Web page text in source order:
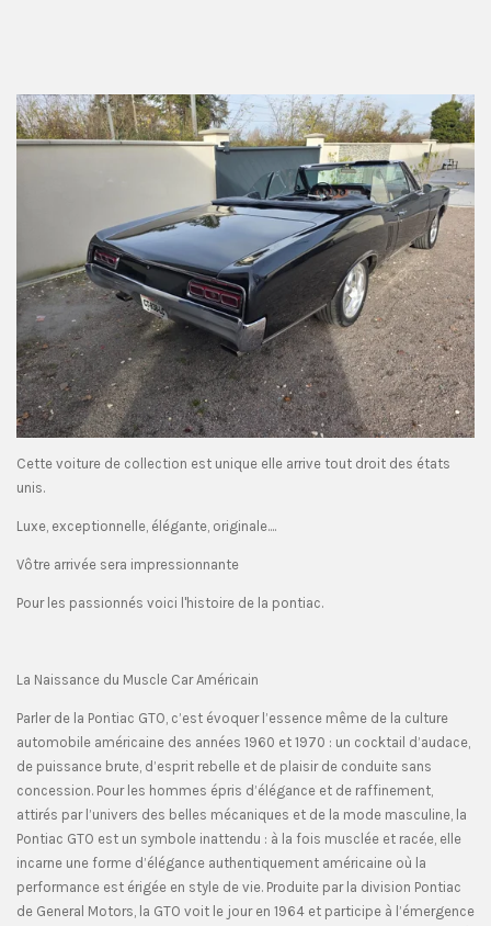
Cette voiture de collection est unique elle arrive tout droit des états
unis.
Luxe, exceptionnelle, élégante, originale....
Vôtre arrivée sera impressionnante
Pour les passionnés voici l'histoire de la pontiac.
La Naissance du Muscle Car Américain
Parler de la Pontiac GTO, c’est évoquer l’essence même de la culture
automobile américaine des années 1960 et 1970 : un cocktail d’audace,
de puissance brute, d’esprit rebelle et de plaisir de conduite sans
concession. Pour les hommes épris d’élégance et de raffinement,
attirés par l’univers des belles mécaniques et de la mode masculine, la
Pontiac GTO est un symbole inattendu : à la fois musclée et racée, elle
incarne une forme d’élégance authentiquement américaine où la
performance est érigée en style de vie. Produite par la division Pontiac
de General Motors, la GTO voit le jour en 1964 et participe à l’émergence